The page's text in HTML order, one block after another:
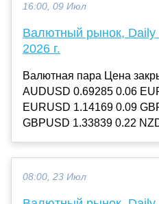
16:00, 09 Июл
Валютный рынок, Daily
2026 г.
Валютная пара Цена
AUDUSD 0.69285 0.06
EURUSD 1.14169 0.09
GBPUSD 1.33839 0.22
08:00, 23 Июл